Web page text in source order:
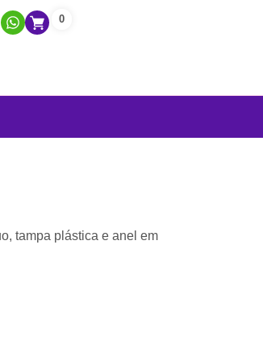
0
tampa plástica e anel em